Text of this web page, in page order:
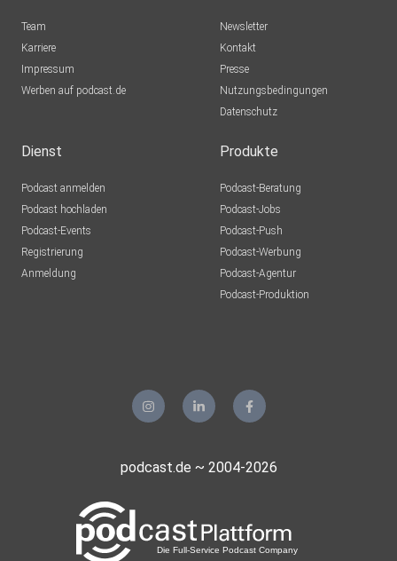
Team
Karriere
Impressum
Werben auf podcast.de
Newsletter
Kontakt
Presse
Nutzungsbedingungen
Datenschutz
Dienst
Podcast anmelden
Podcast hochladen
Podcast-Events
Registrierung
Anmeldung
Produkte
Podcast-Beratung
Podcast-Jobs
Podcast-Push
Podcast-Werbung
Podcast-Agentur
Podcast-Produktion
podcast.de ~ 2004-2026